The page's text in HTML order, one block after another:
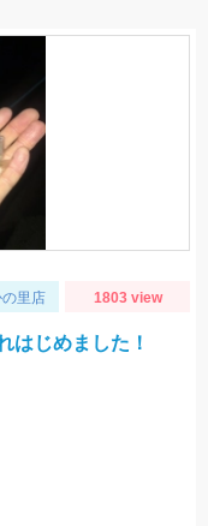
里店 1803 view
はじめました！